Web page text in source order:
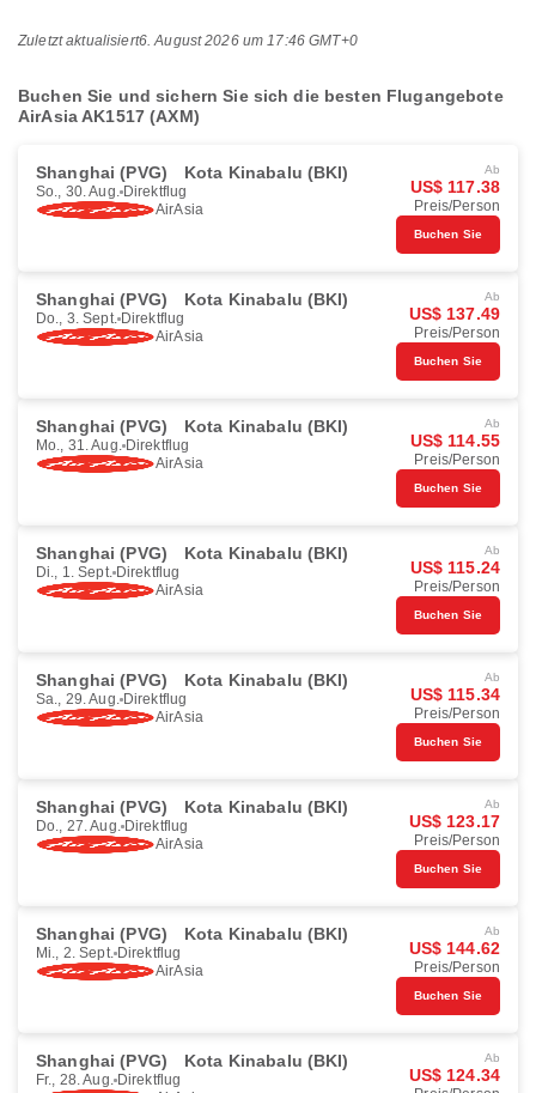
Zuletzt aktualisiert6. August 2026 um 17:46 GMT+0
Buchen Sie und sichern Sie sich die besten Flugangebote
AirAsia AK1517 (AXM)
Shanghai (PVG) Kota Kinabalu (BKI)
So., 30. Aug. Direktflug
AirAsia
Ab
US$ 117.38
Preis/Person
Buchen Sie
Shanghai (PVG) Kota Kinabalu (BKI)
Do., 3. Sept. Direktflug
AirAsia
Ab
US$ 137.49
Preis/Person
Buchen Sie
Shanghai (PVG) Kota Kinabalu (BKI)
Mo., 31. Aug. Direktflug
AirAsia
Ab
US$ 114.55
Preis/Person
Buchen Sie
Shanghai (PVG) Kota Kinabalu (BKI)
Di., 1. Sept. Direktflug
AirAsia
Ab
US$ 115.24
Preis/Person
Buchen Sie
Shanghai (PVG) Kota Kinabalu (BKI)
Sa., 29. Aug. Direktflug
AirAsia
Ab
US$ 115.34
Preis/Person
Buchen Sie
Shanghai (PVG) Kota Kinabalu (BKI)
Do., 27. Aug. Direktflug
AirAsia
Ab
US$ 123.17
Preis/Person
Buchen Sie
Shanghai (PVG) Kota Kinabalu (BKI)
Mi., 2. Sept. Direktflug
AirAsia
Ab
US$ 144.62
Preis/Person
Buchen Sie
Shanghai (PVG) Kota Kinabalu (BKI)
Fr., 28. Aug. Direktflug
Ab
US$ 124.34